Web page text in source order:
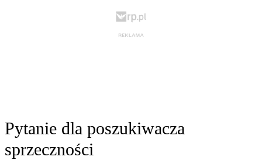
Pytanie dla poszukiwacza
sprzeczności